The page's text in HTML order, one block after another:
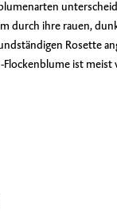
durch ihre rauen,
Rosette
Flockenblume ist